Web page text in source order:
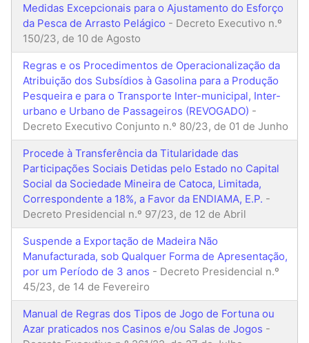
Medidas Excepcionais para o Ajustamento do Esforço
da Pesca de Arrasto Pelágico - Decreto Executivo n.º
150/23, de 10 de Agosto
Regras e os Procedimentos de Operacionalização da
Atribuição dos Subsídios à Gasolina para a Produção
Pesqueira e para o Transporte Inter-municipal, Inter-
urbano e Urbano de Passageiros (REVOGADO) -
Decreto Executivo Conjunto n.º 80/23, de 01 de Junho
Procede à Transferência da Titularidade das
Participações Sociais Detidas pelo Estado no Capital
Social da Sociedade Mineira de Catoca, Limitada,
Correspondente a 18%, a Favor da ENDIAMA, E.P. -
Decreto Presidencial n.º 97/23, de 12 de Abril
Suspende a Exportação de Madeira Não
Manufacturada, sob Qualquer Forma de Apresentação,
por um Período de 3 anos - Decreto Presidencial n.º
45/23, de 14 de Fevereiro
Manual de Regras dos Tipos de Jogo de Fortuna ou
Azar praticados nos Casinos e/ou Salas de Jogos -